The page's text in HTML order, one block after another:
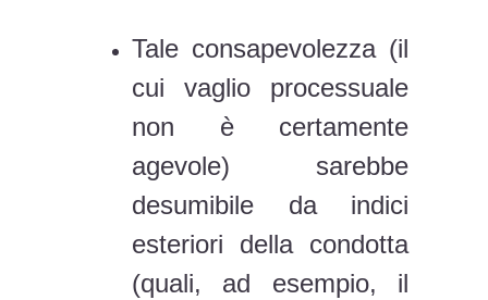
Tale consapevolezza (il
cui vaglio processuale
non è certamente
agevole) sarebbe
desumibile da indici
esteriori della condotta
(quali, ad esempio, il